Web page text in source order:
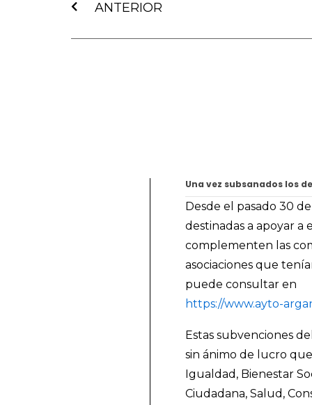
ANTERIOR
Una vez subsanados los
Desde el pasado 30
destinadas a apoyar
complementen las
asociaciones que
puede consultar en
https://www.ayto-
Estas subvenciones
sin ánimo de lucro
Igualdad, Bienestar
Ciudadana, Salud,